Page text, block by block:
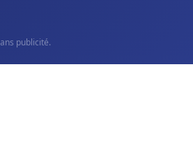
publicité.